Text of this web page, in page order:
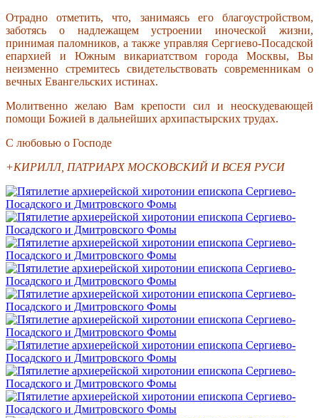
Отрадно отметить, что, занимаясь его благоустройством,
заботясь о надлежащем устроении иноческой жизни,
принимая паломников, а также управляя Сергиево-Посадской
епархией и Южным викариатством города Москвы, Вы
неизменно стремитесь свидетельствовать современникам о
вечных Евангельских истинах.
Молитвенно желаю Вам крепости сил и неоскудевающей
помощи Божией в дальнейших архипастырских трудах.
С любовью о Господе
+КИРИЛЛ, ПАТРИАРХ МОСКОВСКИЙ И ВСЕЯ РУСИ